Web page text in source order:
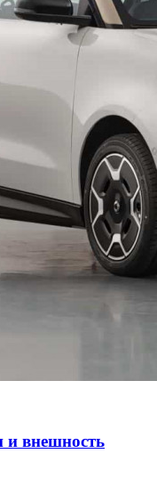
и внешность